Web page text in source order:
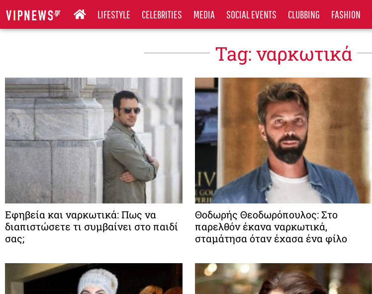
LIFESTYLE CELEBRITIES MEDIA SOCIAL EVENTS CLUBBING FASHION
Tag: ναρκωτικά
Εφηβεία και ναρκωτικά: Πως να
διαπιστώσετε τι συμβαίνει στο παιδί
σας;
Θοδωρής Θεοδωρόπουλος: Στο
παρελθόν έκανα ναρκωτικά,
σταμάτησα όταν έχασα ένα φίλο